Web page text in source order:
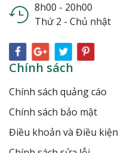
8h00 - 20h00
Thứ 2 - Chủ nhật
Chính sách
Chính sách quảng cáo
Chính sách bảo mật
Điều khoản và Điều